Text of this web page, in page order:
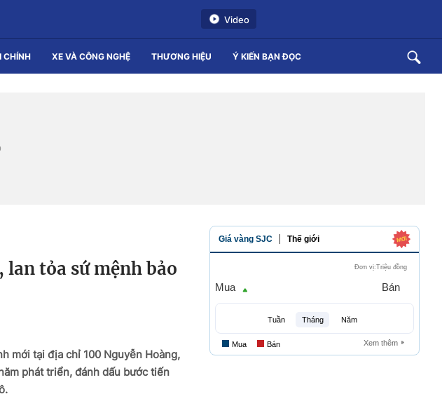
Video
CHÍNH XE VÀ CÔNG NGHỆ THƯƠNG HIỆU Ý KIẾN BẠN ĐỌC
lan tỏa sứ mệnh bảo
mới tại địa chỉ 100 Nguyễn Hoàng,
phát triển, đánh dấu bước tiến